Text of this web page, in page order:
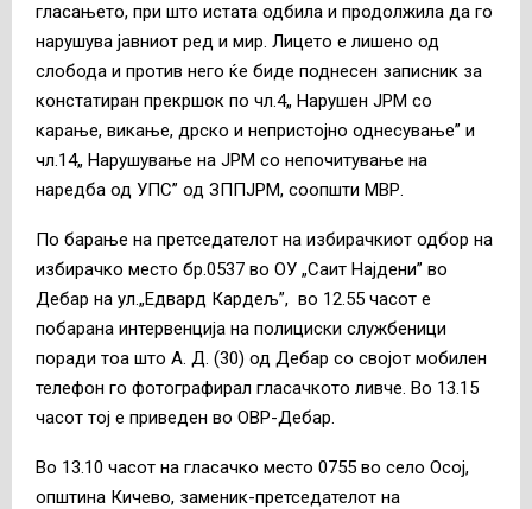
гласањето, при што истата одбила и продолжила да го
нарушува јавниот ред и мир. Лицето е лишено од
слобода и против него ќе биде поднесен записник за
констатиран прекршок по чл.4„ Нарушен ЈРМ со
карање, викање, дрско и непристојно однесување” и
чл.14„ Нарушување на ЈРМ со непочитување на
наредба од УПС” од ЗППЈРМ, соопшти МВР.
По барање на претседателот на избирачкиот одбор на
избирачко место бр.0537 во ОУ „Саит Најдени” во
Дебар на ул.„Едвард Кардељ”, во 12.55 часот е
побарана интервенција на полициски службеници
поради тоа што А. Д. (30) од Дебар со својот мобилен
телефон го фотографирал гласачкото ливче. Во 13.15
часот тој е приведен во ОВР-Дебар.
Во 13.10 часот на гласачко место 0755 во село Осој,
општина Кичево, заменик-претседателот на